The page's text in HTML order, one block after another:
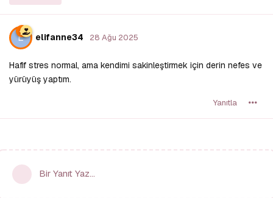
E elifanne34 28 Ağu 2025
Hafif stres normal, ama kendimi sakinleştirmek için derin nefes ve
yürüyüş yaptım.
Yanıtla
Bir Yanıt Yaz...